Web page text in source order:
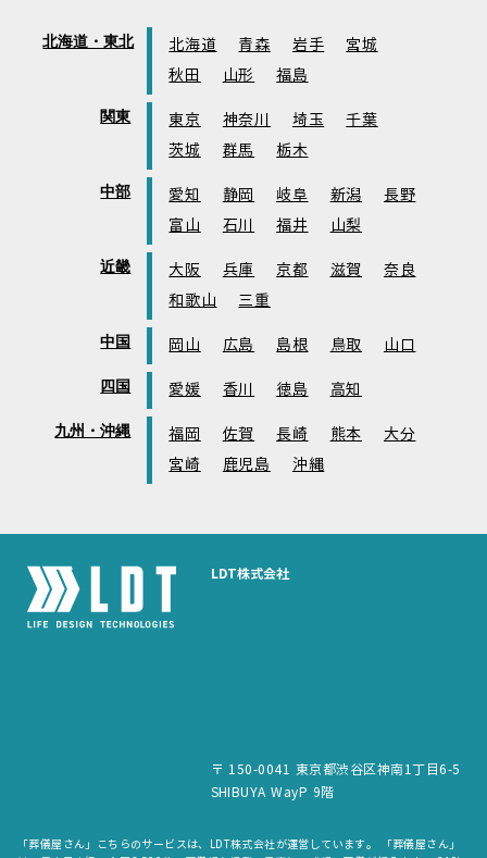
北海道・東北 北海道 青森 岩手
宮城
秋田
山形 福島
関東 東京 神奈川 埼玉
千葉
茨城
群馬 栃木
中部 愛知 静岡 岐阜 新潟
長野
富山
石川 福井 山梨
近畿 大阪 兵庫 京都 滋賀
奈良
和歌山
三重
中国 岡山 広島 島根 鳥取 山口
四国 愛媛 香川 徳島 高知
九州・沖縄 福岡 佐賀 長崎 熊本
大分
宮崎
鹿児島 沖縄
LDT株式会社
〒 150-0041 東京都渋谷区神南1丁目6-5
SHIBUYA WayP 9階
「葬儀屋さん」こちらのサービスは、LDT株式会社が運営しています。 「葬儀屋さん」